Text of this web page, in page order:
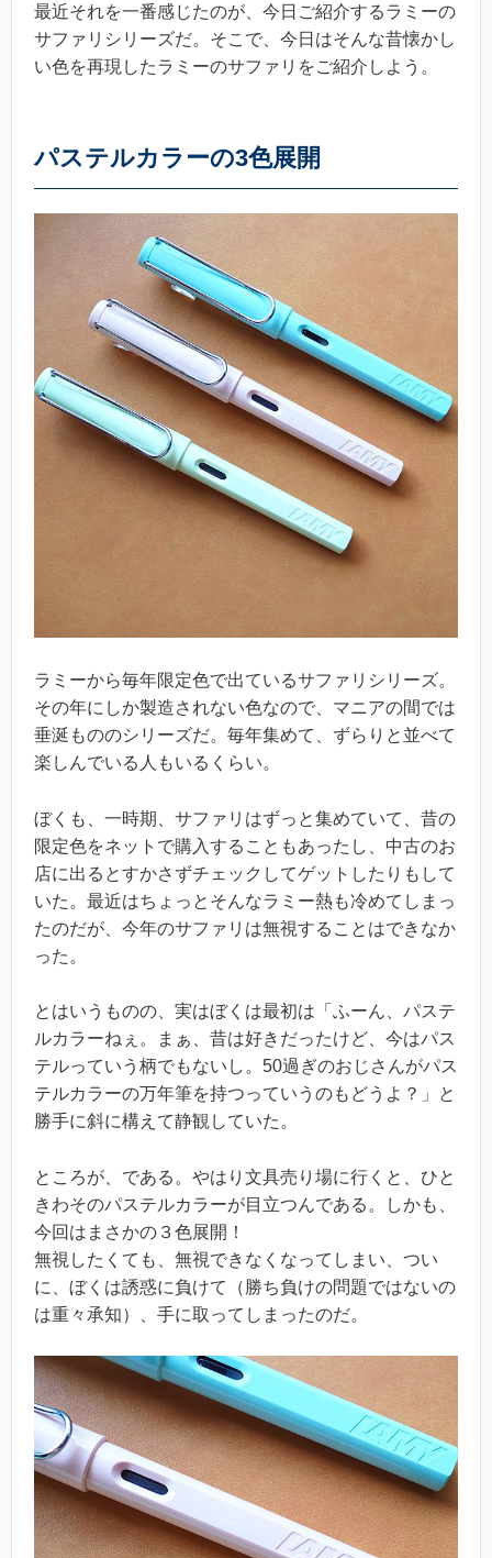
最近それを一番感じたのが、今日ご紹介するラミーの
サファリシリーズだ。そこで、今日はそんな昔懐かし
い色を再現したラミーのサファリをご紹介しよう。
パステルカラーの3色展開
ラミーから毎年限定色で出ているサファリシリーズ。
その年にしか製造されない色なので、マニアの間では
垂涎もののシリーズだ。毎年集めて、ずらりと並べて
楽しんでいる人もいるくらい。
ぼくも、一時期、サファリはずっと集めていて、昔の
限定色をネットで購入することもあったし、中古のお
店に出るとすかさずチェックしてゲットしたりもして
いた。最近はちょっとそんなラミー熱も冷めてしまっ
たのだが、今年のサファリは無視することはできなか
った。
とはいうものの、実はぼくは最初は「ふーん、パステ
ルカラーねぇ。まぁ、昔は好きだったけど、今はパス
テルっていう柄でもないし。50過ぎのおじさんがパス
テルカラーの万年筆を持つっていうのもどうよ？」と
勝手に斜に構えて静観していた。
ところが、である。やはり文具売り場に行くと、ひと
きわそのパステルカラーが目立つんである。しかも、
今回はまさかの３色展開！
無視したくても、無視できなくなってしまい、つい
に、ぼくは誘惑に負けて（勝ち負けの問題ではないの
は重々承知）、手に取ってしまったのだ。